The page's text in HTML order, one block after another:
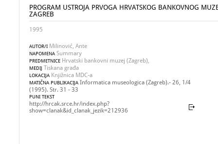
PROGRAM USTROJA PRVOGA HRVATSKOG BANKOVNOG
ZAGREB
1995
AUTOR/I Milinović, Ante
NAPOMENA Summary
PREDMETNICE Hrvatski bankovni muzej (Zagreb),
MEDIJ Tiskana građa
LOKACIJA Knjižnica MDC-a
MATIČNA PUBLIKACIJA Informatica museologica (Zagreb).- 26, 1/4
(1995). Str. 31 - 33
PUNI TEKST
http://hrcak.srce.hr/index.php?
show=clanak&id_clanak_jezik=212936